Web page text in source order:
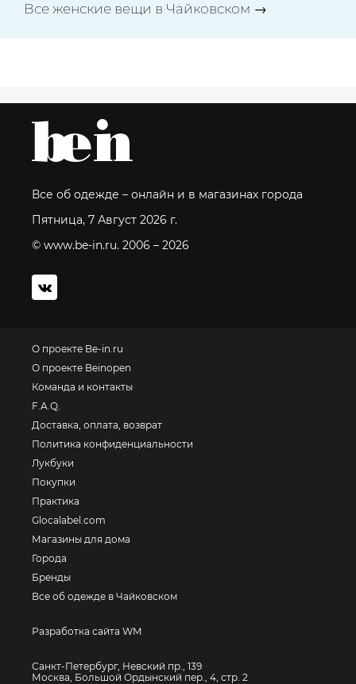
Все женские вещи в Чайковском →
Все об одежде – онлайн и в магазинах города
Пятница, 7 Август 2026 г.
© www.be-in.ru. 2006 – 2026
О проекте Be-in.ru
О проекте Beinopen
Команда и контакты
F.A.Q.
Доставка, оплата, возврат
Политика конфиденциальности
Лукбуки
Покупки
Практика
Glocalabel.com
Магазины для дома
Города
Бренды
Все об одежде в Чайковском
Разработка сайта WM
Санкт-Петербург, Невский пр., 139
Москва, Большой Ордынский пер., 4, стр. 2